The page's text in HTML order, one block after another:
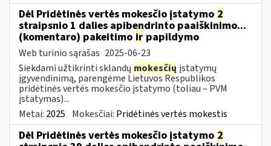
Dėl Pridėtinės vertės mokesčio įstatymo 2
straipsnio 1 dalies apibendrinto paaiškinimo...
(komentaro) pakeitimo ir papildymo
Web turinio sąrašas 2025-06-23
Siekdami užtikrinti sklandų mokesčių įstatymų
įgyvendinimą, parengėme Lietuvos Respublikos
pridėtinės vertės mokesčio įstatymo (toliau – PVM
įstatymas)...
Metai: 2025 Mokesčiai: Pridėtinės vertės mokestis
Dėl Pridėtinės vertės mokesčio įstatymo 2